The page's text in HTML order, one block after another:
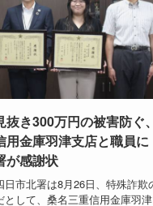
き300万円の被害防ぐ、
用金庫羽津支店と職員に
が感謝状
市北署は8月26日、特殊詐欺
として、桑名三重信用金庫羽津